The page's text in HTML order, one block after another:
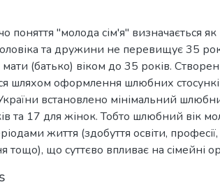
поняття "молода сім'я" визначається
та дружини не перевищує 35
мати (батько) віком до 35 років.
шляхом оформлення шлюбних
встановлено мінімальний
та 17 для жінок. Тобто шлюбний вік
життя (здобуття освіти,
тощо), що суттєво впливає на сімейні